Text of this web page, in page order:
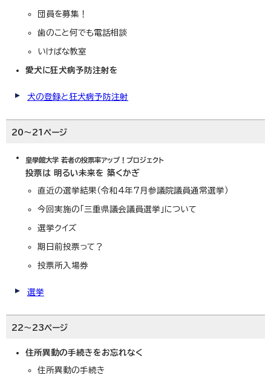
団員を募集！
歯のこと何でも電話相談
いけばな教室
愛犬に狂犬病予防注射を
犬の登録と狂犬病予防注射
20～21ページ
皇學館大学 若者の投票率アップ！プロジェクト
投票は 明るい未来を 築くかぎ
直近の選挙結果（令和4年7月参議院議員通常選挙）
今回実施の「三重県議会議員選挙」について
選挙クイズ
期日前投票って？
投票所入場券
選挙
22～23ページ
住所異動の手続きをお忘れなく
住所異動の手続き